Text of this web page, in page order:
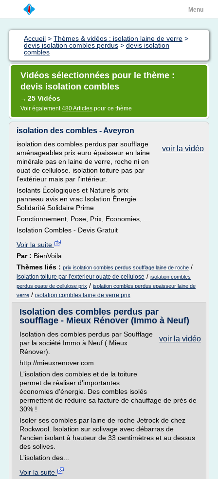
Menu
Accueil > Thèmes & vidéos : isolation laine de verre >
devis isolation combles perdus > devis isolation
combles
Vidéos sélectionnées pour le thème :
devis isolation combles
→ 25 Vidéos
Voir également480 Articles pour ce thème
isolation des combles - Aveyron
voir la vidéo
isolation des combles perdus par soufflage
aménageables prix euro épaisseur en laine
minérale pas en laine de verre, roche ni en
ouat de cellulose. isolation toiture pas par
l’extérieur mais par l'intérieur.
Isolants Écologiques et Naturels prix
panneau avis en vrac Isolation Énergie
Solidarité Solidaire Prime
Fonctionnement, Pose, Prix, Economies, …
Isolation Combles - Devis Gratuit
Voir la suite
Par : BienVoila
Thèmes liés : prix isolation combles perdus soufflage laine de roche /
isolation toiture par l'exterieur ouate de cellulose / isolation combles
perdus ouate de cellulose prix / isolation combles perdus epaisseur laine de
verre / isolation combles laine de verre prix
Isolation des combles perdus par
soufflage - Mieux Rénover (Immo à Neuf)
voir la vidéo
Isolation des combles perdus par Soufflage
par la société Immo à Neuf ( Mieux
Rénover).
http://mieuxrenover.com
L'isolation des combles et de la toiture
permet de réaliser d'importantes
économies d'énergie. Des combles isolés
permettent de réduire sa facture de chauffage de près de
30% !
Isoler ses combles par laine de roche Jetrock de chez
Rockwool. Isolation sur solivage avec débarras de
l'ancien isolant à hauteur de 33 centimètres et au dessus
des solives.
L'isolation des...
Voir la suite